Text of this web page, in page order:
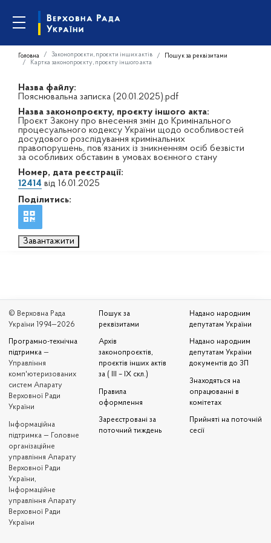
Головна Законопроєкти, проєкти інших актів
Пошук за реквізитами
Картка законопроєкту, проєкту іншого акта
Назва файлу:
Пояснювальна записка (20.01.2025).pdf
Назва законопроєкту, проєкту іншого акта:
Проєкт Закону про внесення змін до Кримінального
процесуального кодексу України щодо особливостей
досудового розслідування кримінальних
правопорушень, пов’язаних із зникненням осіб безвісти
за особливих обставин в умовах воєнного стану
Номер, дата реєстрації:
12414 від 16.01.2025
Поділитись:
Завантажити
© Верховна Рада
України 1994—2026
Програмно-технічна
підтримка —
Управління
комп'ютеризованих
систем Апарату
Верховної Ради
України
Iнформаційна
підтримка — Головне
організаційне
управління Апарату
Верховної Ради
України,
Інформаційне
управління Апарату
Верховної Ради
України
Пошук за
реквізитами
Архів
законопроєктів,
проєктів інших актів
за ( III – IX скл.)
Правила
оформлення
Зареєстровані за
поточний тиждень
Надано народним
депутатам України
Надано народним
депутатам України
документів до ЗП
Знаходяться на
опрацюванні в
комітетах
Прийняті на поточній
сесії